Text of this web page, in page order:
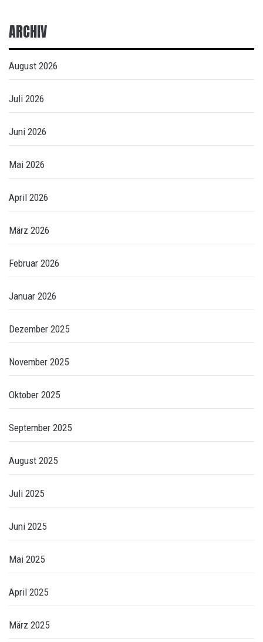
ARCHIV
August 2026
Juli 2026
Juni 2026
Mai 2026
April 2026
März 2026
Februar 2026
Januar 2026
Dezember 2025
November 2025
Oktober 2025
September 2025
August 2025
Juli 2025
Juni 2025
Mai 2025
April 2025
März 2025